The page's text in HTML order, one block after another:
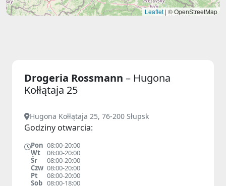
Leaflet | © OpenStreetMap
Drogeria Rossmann – Hugona
Kołłątaja 25
Hugona Kołłątaja 25, 76-200 Słupsk
Godziny otwarcia:
Pon 08:00-20:00
Wt
08:00-20:00
Śr
08:00-20:00
Czw 08:00-20:00
Pt
08:00-20:00
Sob 08:00-18:00